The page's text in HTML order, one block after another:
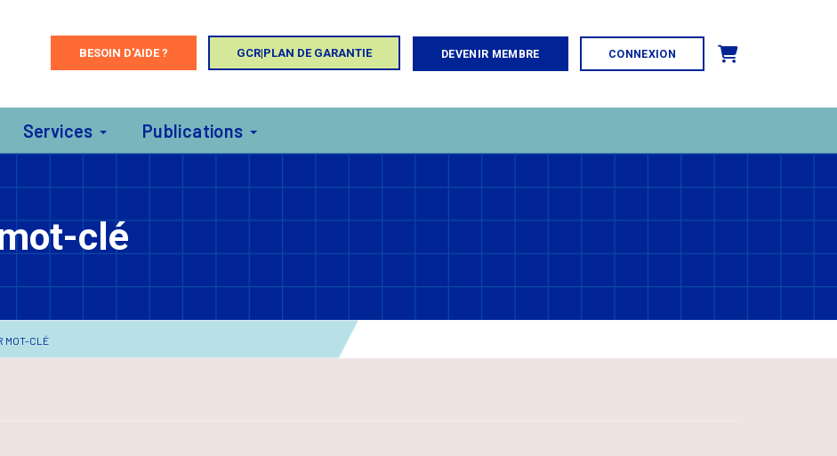
BESOIN D'AIDE ? GCR|PLAN DE GARANTIE DEVENIR MEMBRE CONNEXION Panier
Services Publications
clé
MOT-CLÉ